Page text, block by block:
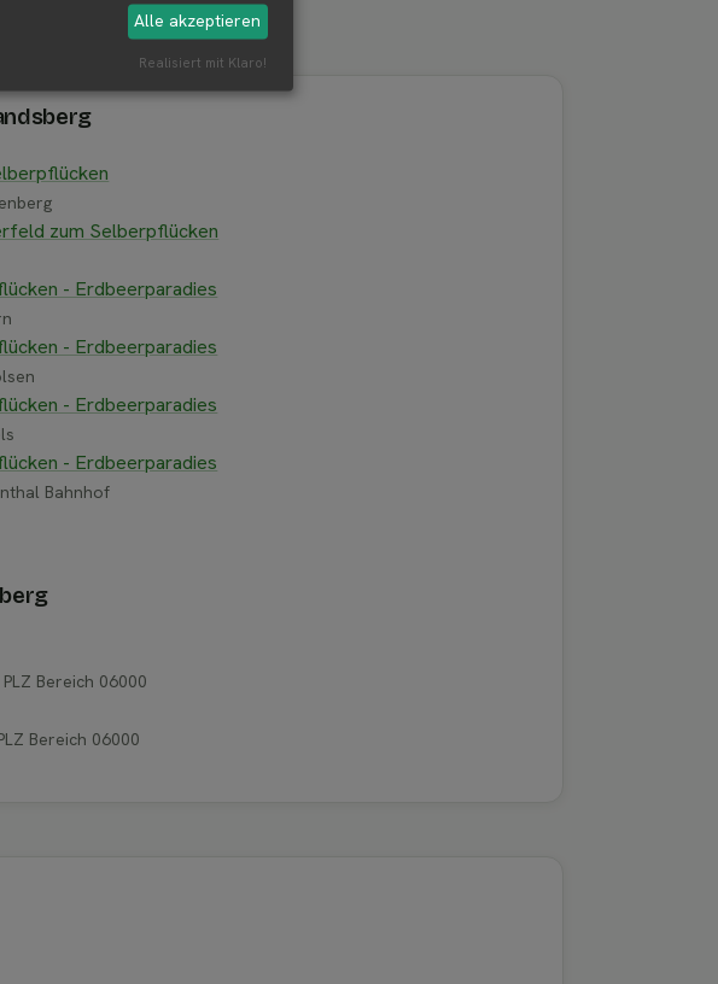
zum Selberpflücken
- Erdbeerparadies
- Erdbeerparadies
- Erdbeerparadies
- Erdbeerparadies
Bahnhof
Bereich 06000
Bereich 06000
Alle akzeptieren
Realisiert mit Klaro!